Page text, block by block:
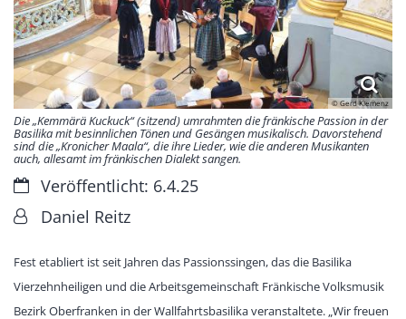
© Gerd Klemenz
Die „Kemmärä Kuckuck“ (sitzend) umrahmten die fränkische Passion in der
Basilika mit besinnlichen Tönen und Gesängen musikalisch. Davorstehend
sind die „Kronicher Maala“, die ihre Lieder, wie die anderen Musikanten
auch, allesamt im fränkischen Dialekt sangen.
Datum:Veröffentlicht: 6.4.25
Von:Daniel Reitz
Fest etabliert ist seit Jahren das Passionssingen, das die Basilika
Vierzehnheiligen und die Arbeitsgemeinschaft Fränkische Volksmusik
Bezirk Oberfranken in der Wallfahrtsbasilika veranstaltete. „Wir freuen